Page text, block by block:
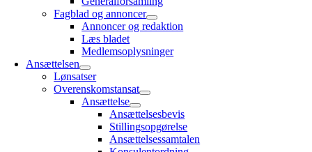
Fagblad og annoncer
Annoncer og redaktion
Læs bladet
Medlemsoplysninger
Ansættelsen
Lønsatser
Overenskomstansat
Ansættelse
Ansættelsesbevis
Stillingsopgørelse
Ansættelsessamtalen